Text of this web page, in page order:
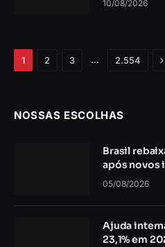
10/08/2026
1 2 3 … 2.554
NOSSAS ESCOLHAS
Brasil
após novos
05/08/2026
Ajuda
23,1% em